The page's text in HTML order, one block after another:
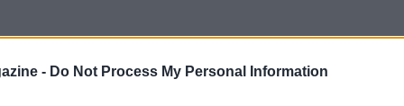
- Do Not Process My Personal Information